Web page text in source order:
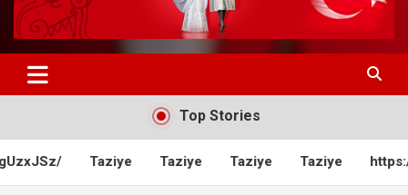
Top Stories
Taziye Taziye Taziye Taziye https://